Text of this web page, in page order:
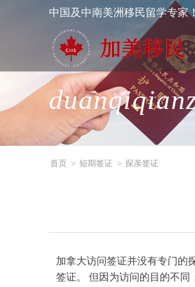
中国及中南美洲移民留学专家！
首页 > 短期签证 > 探亲签证
加拿大访问签证并没有专门的
签证。 但因为访问的目的不